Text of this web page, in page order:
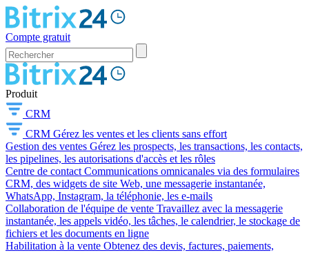
Compte gratuit
Produit
CRM
CRM Gérez les ventes et les clients sans effort
Gestion des ventes Gérez les prospects, les transactions, les contacts,
les pipelines, les autorisations d'accès et les rôles
Centre de contact Communications omnicanales via des formulaires
CRM, des widgets de site Web, une messagerie instantanée,
WhatsApp, Instagram, la téléphonie, les e-mails
Collaboration de l'équipe de vente Travaillez avec la messagerie
instantanée, les appels vidéo, les tâches, le calendrier, le stockage de
fichiers et les documents en ligne
Habilitation à la vente Obtenez des devis, factures, paiements,